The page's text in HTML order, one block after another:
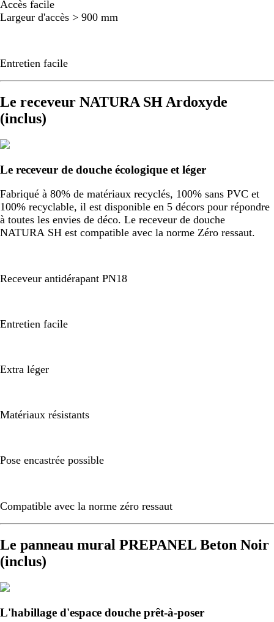
Accès facile
Largeur d'accès > 900 mm
Entretien facile
Le receveur NATURA SH Ardoxyde
(inclus)
Le receveur de douche écologique et léger
Fabriqué à 80% de matériaux recyclés, 100% sans PVC et
100% recyclable, il est disponible en 5 décors pour répondre
à toutes les envies de déco. Le receveur de douche
NATURA SH est compatible avec la norme Zéro ressaut.
Receveur antidérapant PN18
Entretien facile
Extra léger
Matériaux résistants
Pose encastrée possible
Compatible avec la norme zéro ressaut
Le panneau mural PREPANEL Beton Noir
(inclus)
L'habillage d'espace douche prêt-à-poser